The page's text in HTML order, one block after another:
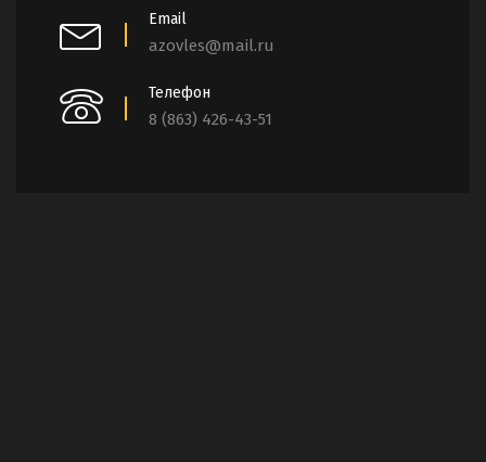
Email
azovles@mail.ru
Телефон
8 (863) 426-43-51